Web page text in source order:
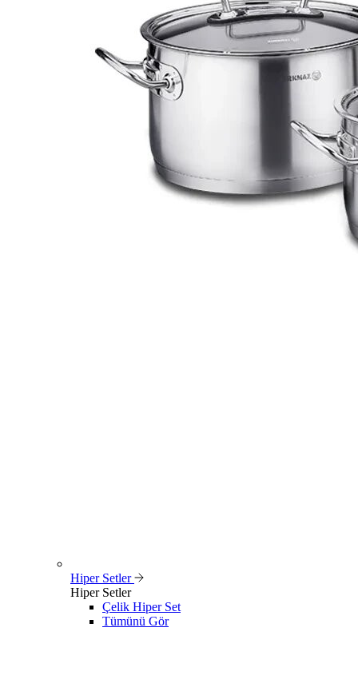
Hiper Setler
Hiper Setler
Çelik Hiper Set
Tümünü Gör